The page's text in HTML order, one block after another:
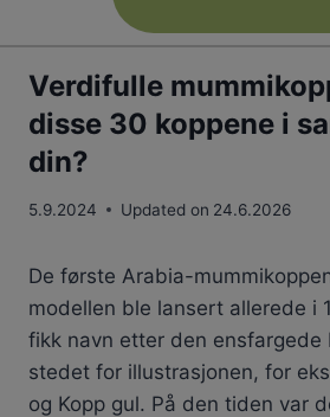
Verdifulle
disse 30 koppene i
din?
5.9.2024 Updated on 24.6.2026
De første Arabia-
modellen ble lansert allerede i
fikk navn etter den ensfargede
stedet for illustrasjonen, for
og Kopp gul. På den tiden var